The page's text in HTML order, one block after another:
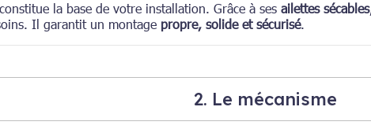
la base de votre installation. Grâce à ses ailettes sécables
Il garantit un montage propre, solide et sécurisé.
2. Le mécanisme